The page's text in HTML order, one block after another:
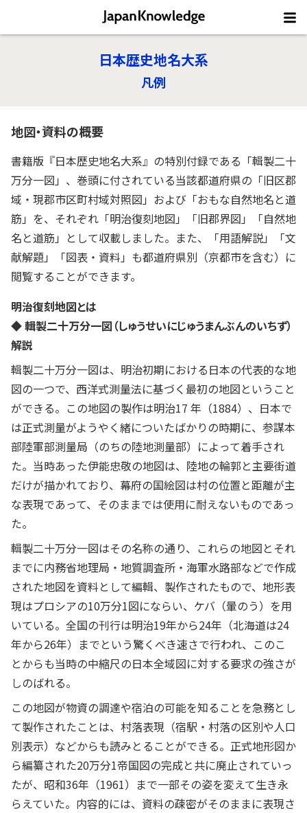
日本歴史地名大系
凡例
地図・資料の概要
書籍版『日本歴史地名大系』の特別付録である「輯製二十
万分一図」、巻頭に付されている当該都道府県の「旧区郡
域・現郡市区町村域対照図」および「おもな自然地名と道
筋」を、それぞれ「明治復刻地図」「旧郡界図」「自然地
名と道筋」として収載しました。また、「用語解説」「文
献解題」「図表・資料」も都道府県別（京都市を含む）に
閲覧することができます。
明治復刻地図とは
◆ 輯製二十万分一図（しゅうせいにじゅうまんぶんのいちず）
解説
輯製二十万分一図は、明治初期における日本の代表的な地
図の一つで、西洋式測量法に基づく最初の地図ということ
ができる。この地図の製作は明治17 年（1884）、日本で
は正式測量がようやく緒についたばかりの時期に、参謀本
部陸軍部測量局（のちの陸地測量部）によって着手され
た。当時あった伊能忠敬の地図は、陸地の輪郭と主要街道
だけが描かれており、幕府の国絵図は村の位置と距離が主
な表現であって、そのままでは使用に耐えないものであっ
た。
輯製二十万分一図はその名称の通り、これらの地図とそれ
までに内務省地理局・地質調査所・海軍水路部などで作成
された地図を資料として編輯、製作されたもので、地形表
現はプロシアの10万分1図にならい、ケバ（暈のう）を用
いている。全国の刊行は明治19年から24年（北海道は24
年から26年）までという驚くべき速さで行われ、このこ
とからも当時の中縮尺の日本全域図に対する要求の強さが
しのばれる。
この地図が物資の調達や宿泊の可能を知ることを急務とし
て製作されたことは、村落表現（宿駅・村落の区別や人口
別表示）などからも読みとることができる。正式地形図か
ら編纂された20万分1帝国図の完成と共に廃止されていっ
たが、昭和36年（1961）まで一部その姿を変えて生き永
らえていた。内容的には、資料の疎密がそのままに表現さ